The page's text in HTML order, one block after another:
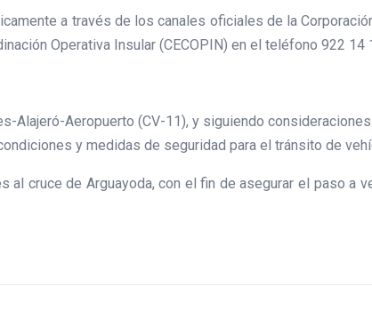
a través de los canales oficiales de la
Operativa Insular (CECOPIN) en el teléfono 922 14
Alajeró-Aeropuerto (CV-11), y siguiendo
y medidas de seguridad para el tránsito de
cruce de Arguayoda, con el fin de asegurar el paso a